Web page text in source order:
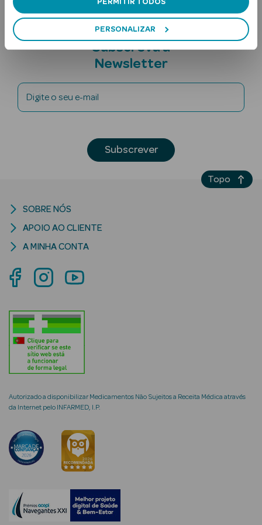
PERMITIR TODOS
PERSONALIZAR
Ver Tudo
Lábios
Solares Bebé e
Criança
Rosto e
Ver Tudo
Rosto
Séruns Faciais
Anti-
envelhecimento
Subscreva a
Newsletter
Digite o seu e-mail
Subscrever
Autorizado a disponibilizar Medicamentos Não Sujeitos a Receita Médica através
da Internet pelo INFARMED, I.P.
SOBRE NÓS
APOIO AO CLIENTE
A MINHA CONTA
Topo